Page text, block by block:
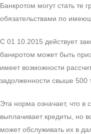
Банкротом могут стать те
обязательствами по
С 01.10.2015 действует
банкротом может быть
имеет возможности
задолженности свыше 500
Эта норма означает, что в
выплачивает кредиты, но
может обслуживать их в